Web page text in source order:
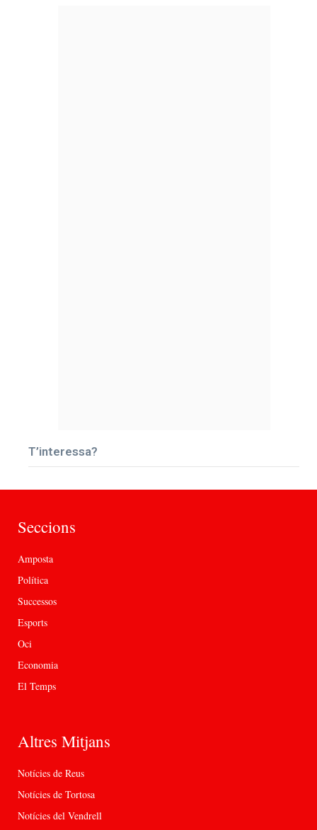
T’interessa?
Seccions
Amposta
Política
Successos
Esports
Oci
Economia
El Temps
Altres Mitjans
Notícies de Reus
Notícies de Tortosa
Notícies del Vendrell